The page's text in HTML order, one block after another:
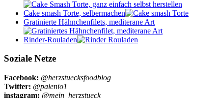
Cake smash Torte, selbermachen
Gratinierte Hähnchenfilets, mediterane Art
Rinder-Rouladen
Soziale Netze
Facebook: @herzstuecksfoodblog
Twitter: @palenio1
instagram: @mein_herzstueck